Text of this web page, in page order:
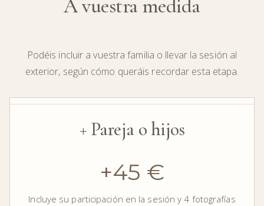
A vuestra medida
Podéis incluir a vuestra familia o llevar la sesión al
exterior, según cómo queráis recordar esta etapa.
+ Pareja o hijos
+45 €
Incluye su participación en la sesión y 4 fotografías